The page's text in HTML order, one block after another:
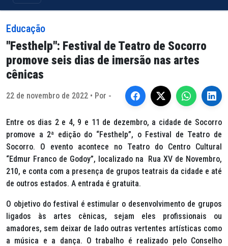
Educação
"Festhelp": Festival de Teatro de Socorro
promove seis dias de imersão nas artes
cênicas
22 de novembro de 2022 • Por -
Entre os dias 2 e 4, 9 e 11 de dezembro, a cidade de Socorro
promove a 2ª edição do “Festhelp”, o Festival de Teatro de
Socorro. O evento acontece no Teatro do Centro Cultural
“Edmur Franco de Godoy”, localizado na Rua XV de Novembro,
210, e conta com a presença de grupos teatrais da cidade e até
de outros estados. A entrada é gratuita.
O objetivo do festival é estimular o desenvolvimento de grupos
ligados às artes cênicas, sejam eles profissionais ou
amadores, sem deixar de lado outras vertentes artísticas como
a música e a dança. O trabalho é realizado pelo Conselho